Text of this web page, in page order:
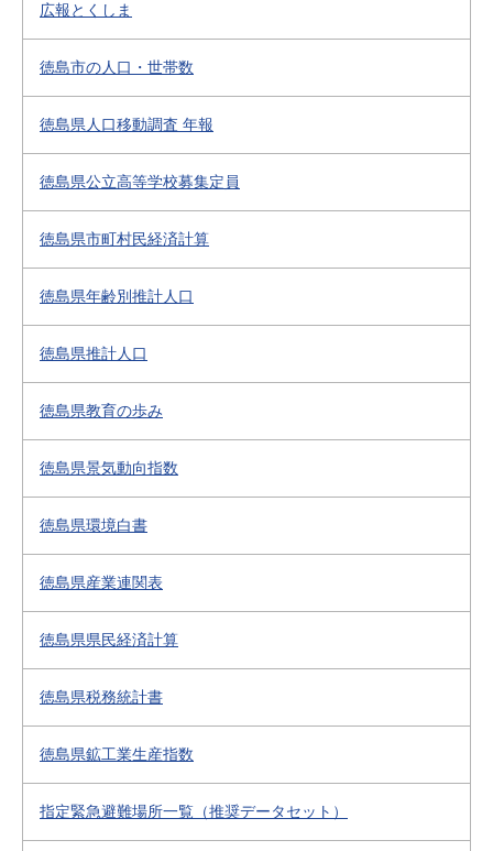
広報とくしま
徳島市の人口・世帯数
徳島県人口移動調査 年報
徳島県公立高等学校募集定員
徳島県市町村民経済計算
徳島県年齢別推計人口
徳島県推計人口
徳島県教育の歩み
徳島県景気動向指数
徳島県環境白書
徳島県産業連関表
徳島県県民経済計算
徳島県税務統計書
徳島県鉱工業生産指数
指定緊急避難場所一覧（推奨データセット）